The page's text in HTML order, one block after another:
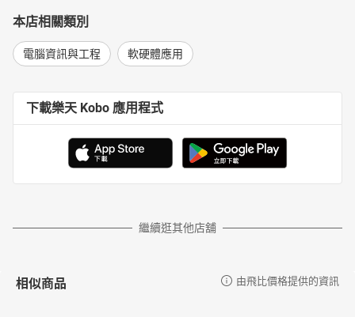
本店相關類別
電腦資訊與工程 軟硬體應用
下載樂天 Kobo 應用程式
繼續逛其他店舖
相似商品 由飛比價格提供的資訊